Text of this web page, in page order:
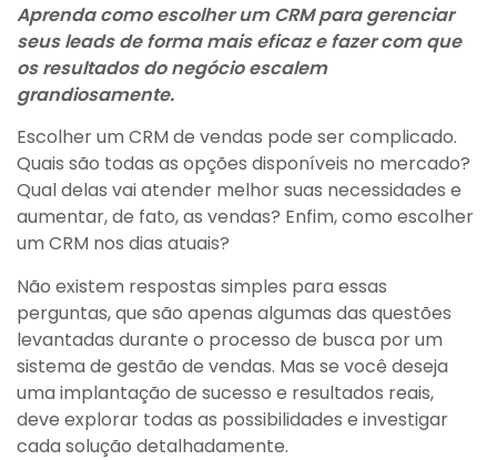
Aprenda como escolher um CRM para gerenciar
seus leads de forma mais eficaz e fazer com que
os resultados do negócio escalem
grandiosamente.
Escolher um CRM de vendas pode ser complicado.
Quais são todas as opções disponíveis no mercado?
Qual delas vai atender melhor suas necessidades e
aumentar, de fato, as vendas? Enfim, como escolher
um CRM nos dias atuais?
Não existem respostas simples para essas
perguntas, que são apenas algumas das questões
levantadas durante o processo de busca por um
sistema de gestão de vendas. Mas se você deseja
uma implantação de sucesso e resultados reais,
deve explorar todas as possibilidades e investigar
cada solução detalhadamente.